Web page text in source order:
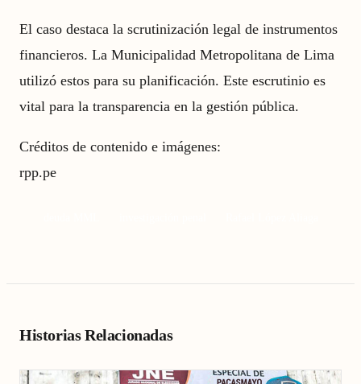
El caso destaca la scrutinización legal de instrumentos
financieros. La Municipalidad Metropolitana de Lima
utilizó estos para su planificación. Este escrutinio es
vital para la transparencia en la gestión pública.
Créditos de contenido e imágenes:
rpp.pe
Historias Relacionadas